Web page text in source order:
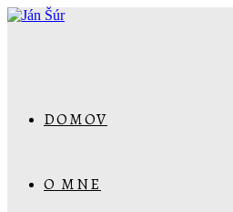
DOMOV
O MNE